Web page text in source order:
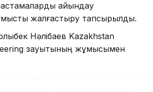
айқындау
жалғастыру тапсырылды.
Нәлібаев Kazakhstan
зауытының жұмысымен